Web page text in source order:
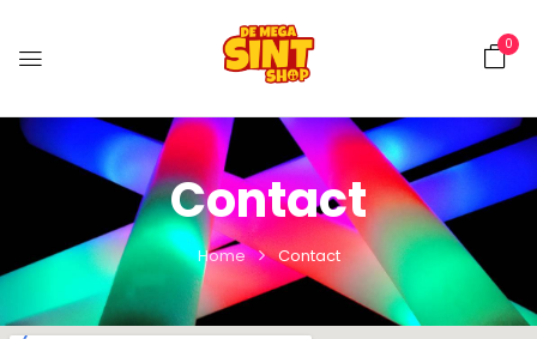
0
Contact
Home Contact